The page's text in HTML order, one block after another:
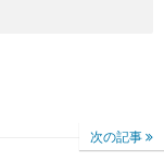
次の記事